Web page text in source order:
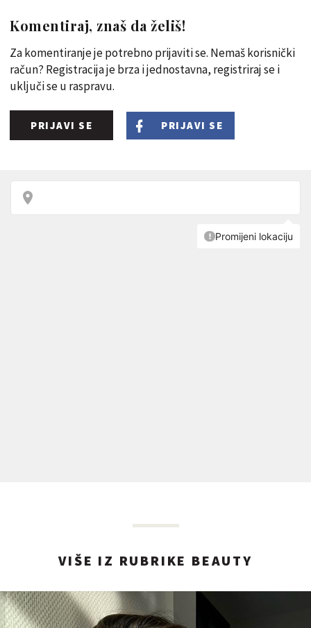
Komentiraj, znaš da želiš!
Za komentiranje je potrebno prijaviti se. Nemaš korisnički
račun? Registracija je brza i jednostavna, registriraj se i
uključi se u raspravu.
PRIJAVI SE PRIJAVI SE
VIŠE IZ RUBRIKE BEAUTY